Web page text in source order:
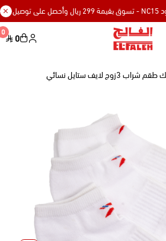
0 0
شراب 3زوج لايف ستايل نسائي